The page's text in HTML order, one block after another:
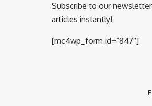
Subscribe to our
articles instantly!
[mc4wp_form id=”847″]